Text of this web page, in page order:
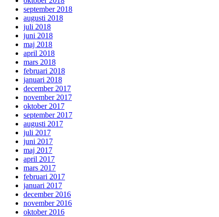
september 2018
augusti 2018
juli 2018
juni 2018
maj 2018
april 2018
mars 2018
februari 2018
januari 2018
december 2017
november 2017
oktober 2017
september 2017
augusti 2017
juli 2017
juni 2017
maj 2017
april 2017
mars 2017
februari 2017
januari 2017
december 2016
november 2016
oktober 2016